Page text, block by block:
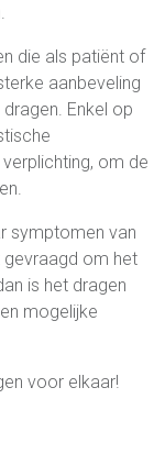
die als patiënt of
aanbeveling
Enkel op
om de
symptomen van
om het
is het dragen
mogelijke
voor elkaar!